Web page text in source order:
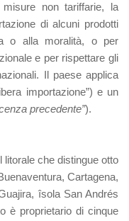
non tariffarie, la
di alcuni prodotti
o alla moralità, o per
e per rispettare gli
Il paese applica
importazione”) e un
precedente”).
litorale che distingue otto
Cartagena,
îsola San Andrés
è proprietario di cinque